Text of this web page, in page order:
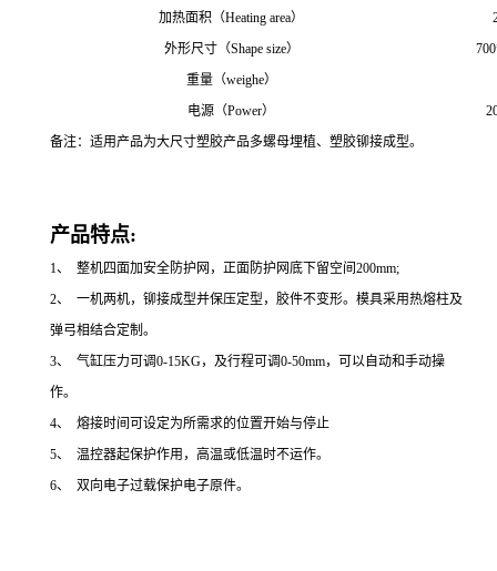
加热面积（Heating area）
外形尺寸（Shape size）
重量（weighe）
电源（Power）
备注：适用产品为大尺寸塑胶产品多螺母埋植、塑胶铆接成型。
产品特点:
1、 整机四面加安全防护网，正面防护网底下留空间200mm;
2、 一机两机，铆接成型并保压定型，胶件不变形。模具采用热熔柱及
弹弓相结合定制。
3、 气缸压力可调0-15KG，及行程可调0-50mm，可以自动和手动操
作。
4、 熔接时间可设定为所需求的位置开始与停止
5、 温控器起保护作用，高温或低温时不运作。
6、 双向电子过载保护电子原件。